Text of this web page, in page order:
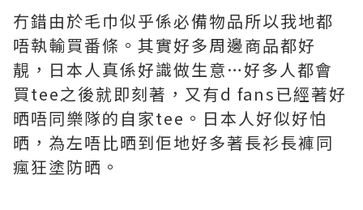
冇錯由於毛巾似乎係必備物品所以我地都
唔執輸買番條。其實好多周邊商品都好
靚，日本人真係好識做生意…好多人都會
買tee之後就即刻著，又有d fans已經著好
晒唔同樂隊的自家tee。日本人好似好怕
晒，為左唔比晒到佢地好多著長衫長褲同
瘋狂塗防晒。